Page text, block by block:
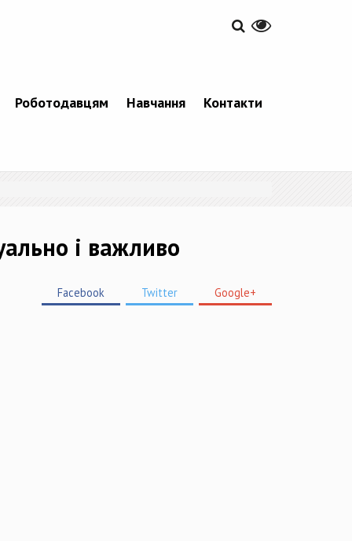
Роботодавцям Навчання Контакти
і важливо
Facebook Twitter Google+